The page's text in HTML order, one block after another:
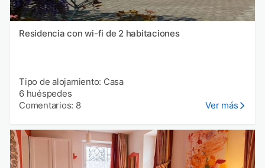
Residencia con wi-fi de 2 habitaciones
Tipo de alojamiento: Casa
6 huéspedes
Comentarios: 8
Ver más